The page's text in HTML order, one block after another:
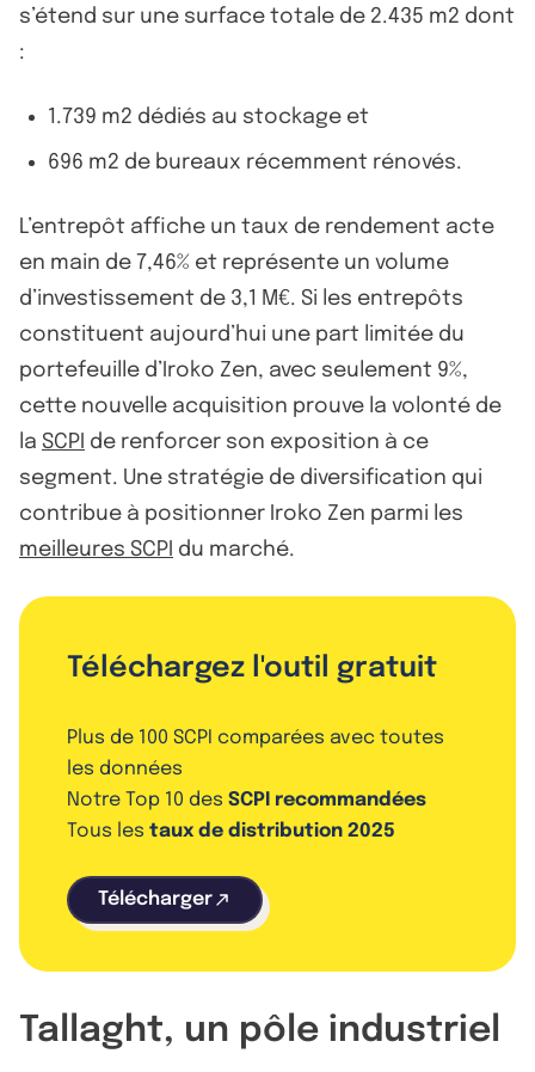
s’étend sur une surface totale de 2.435 m2 dont
:
1.739 m2 dédiés au stockage et
696 m2 de bureaux récemment rénovés.
L’entrepôt affiche un taux de rendement acte
en main de 7,46% et représente un volume
d’investissement de 3,1 M€. Si les entrepôts
constituent aujourd’hui une part limitée du
portefeuille d’Iroko Zen, avec seulement 9%,
cette nouvelle acquisition prouve la volonté de
la SCPI de renforcer son exposition à ce
segment. Une stratégie de diversification qui
contribue à positionner Iroko Zen parmi les
meilleures SCPI du marché.
Téléchargez l'outil gratuit
Plus de 100 SCPI comparées avec toutes
les données
Notre Top 10 des SCPI recommandées
Tous les taux de distribution 2025
Télécharger
Tallaght, un pôle industriel